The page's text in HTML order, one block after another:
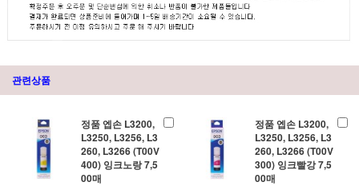
관련상품
정품 엡손 L3200,
L3250, L3256, L3
260, L3266 (T00V
400) 잉크노랑 7,5
00매
정품 엡손 L3200,
L3250, L3256, L3
260, L3266 (T00V
300) 잉크빨강 7,5
00매